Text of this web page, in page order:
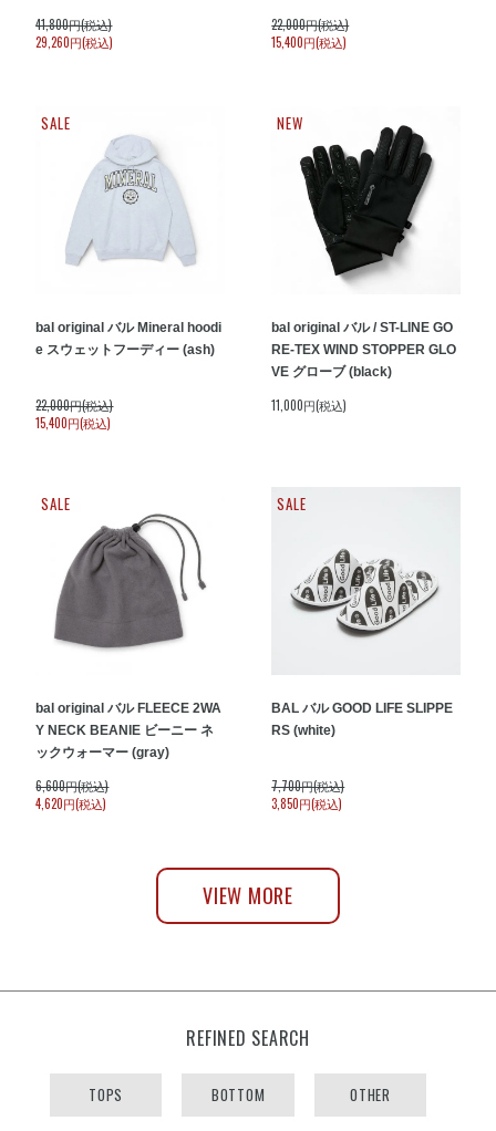
41,800円(税込)
29,260円(税込)
22,000円(税込)
15,400円(税込)
SALE
bal original バル Mineral hoodi
e スウェットフーディー (ash)
22,000円(税込)
15,400円(税込)
NEW
bal original バル / ST-LINE GO
RE-TEX WIND STOPPER GLO
VE グローブ (black)
11,000円(税込)
SALE
bal original バル FLEECE 2WA
Y NECK BEANIE ビーニー ネ
ックウォーマー (gray)
6,600円(税込)
4,620円(税込)
SALE
BAL バル GOOD LIFE SLIPPE
RS (white)
7,700円(税込)
3,850円(税込)
VIEW MORE
REFINED SEARCH
TOPS BOTTOM OTHER